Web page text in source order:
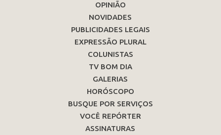
OPINIÃO
NOVIDADES
PUBLICIDADES LEGAIS
EXPRESSÃO PLURAL
COLUNISTAS
TV BOM DIA
GALERIAS
HORÓSCOPO
BUSQUE POR SERVIÇOS
VOCÊ REPÓRTER
ASSINATURAS